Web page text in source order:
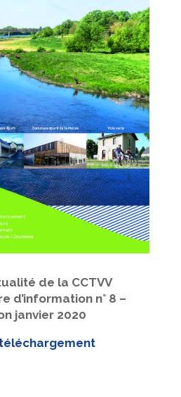
de la CCTVV
d’information n° 8 –
janvier 2020